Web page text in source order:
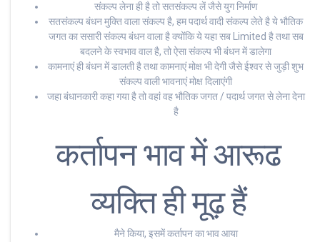
संकल्प लेना ही है तो सतसंकल्प लें जैसे युग निर्माण
सतसंकल्प बंधन मुक्ति वाला संकल्प है, हम पदार्थ वादी संकल्प लेते है ये भौतिक
जगत का ससारी संकल्प बंधन वाला है क्योंकि ये यहा सब Limited है तथा सब
बदलने के स्वभाव वाल है, तो ऐसा संकल्प भी बंधन में डालेगा
कामनाएं ही बंधन में डालती है तथा कामनाएं मोक्ष भी देगी जैसे ईश्वर से जुड़ी शुभ
संकल्प वाली भावनाएं मोक्ष दिलाएंगी
जहा बंधानकारी कहा गया है तो वहां वह भौतिक जगत / पदार्थ जगत से लेना देना
है
कर्तापन भाव में आरूढ
व्यक्ति ही मूढ़ हैं
मैने किया, इसमें कर्तापन का भाव आया